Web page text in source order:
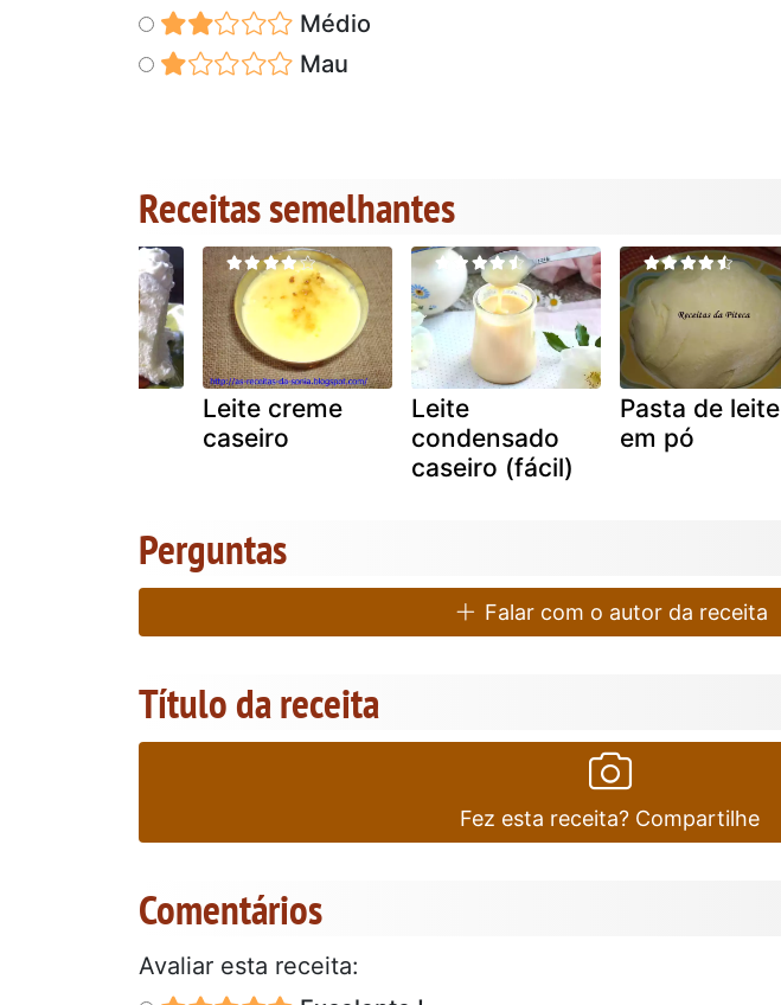
Médio
Mau
Receitas semelhantes
Leite creme
caseiro
Leite
condensado
caseiro (fácil)
Pasta de leite
em pó
Perguntas
Falar com o autor da receita
Título da receita
Fez esta receita? Compartilhe
Comentários
Avaliar esta receita: